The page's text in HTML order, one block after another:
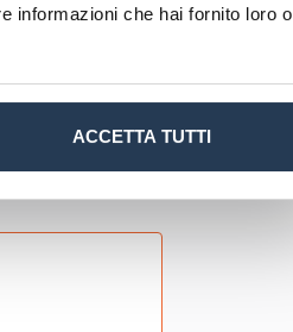
informazioni che hai fornito loro o
ACCETTA TUTTI
prevede un
una
della borsa di
Quote